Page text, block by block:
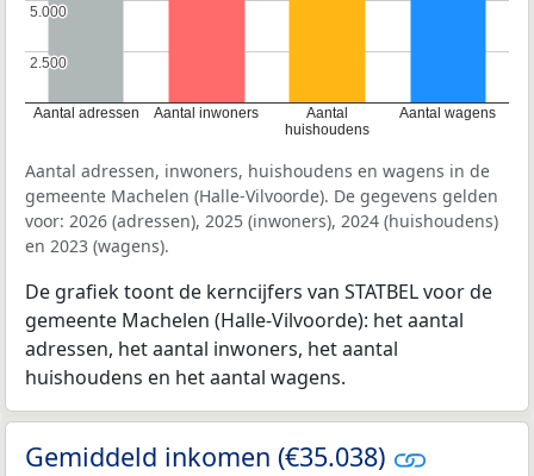
Aantal adressen Aantal inwoners
Aantal
huishoudens
Aantal wagens
2.500
2.500
5.000
5.000
Aantal adressen, inwoners, huishoudens en wagens in de
gemeente Machelen (Halle-Vilvoorde). De gegevens gelden
voor: 2026 (adressen), 2025 (inwoners), 2024 (huishoudens)
en 2023 (wagens).
De grafiek toont de kerncijfers van STATBEL voor de
gemeente Machelen (Halle-Vilvoorde): het aantal
adressen, het aantal inwoners, het aantal
huishoudens en het aantal wagens.
Gemiddeld inkomen (€35.038)